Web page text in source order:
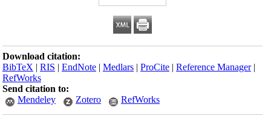
Download citation:
BibTeX |RIS |EndNote |Medlars |ProCite |Reference Manager
RefWorks
Send citation to:
Mendeley
Zotero RefWorks